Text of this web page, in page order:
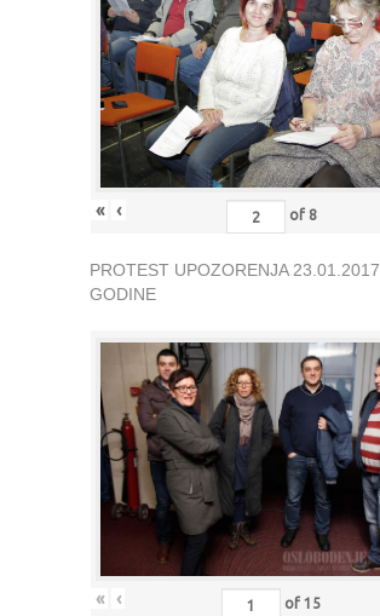
« ‹ of 8
PROTEST UPOZORENJA 23.01.2017.
GODINE
« ‹ of 15